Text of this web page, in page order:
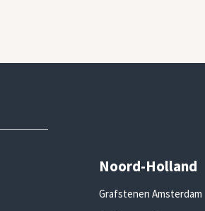
Noord-Holland
Grafstenen Amsterdam